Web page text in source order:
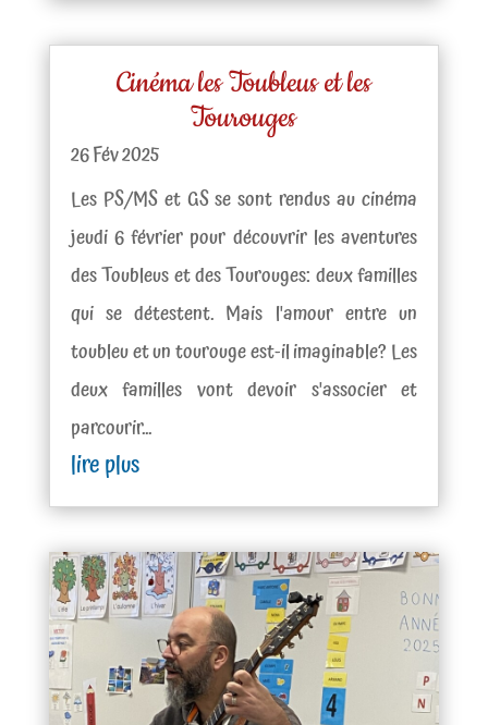
Cinéma les Toubleus et les
Tourouges
26 Fév 2025
Les PS/MS et GS se sont rendus au cinéma
jeudi 6 février pour découvrir les aventures
des Toubleus et des Tourouges: deux familles
qui se détestent. Mais l'amour entre un
toubleu et un tourouge est-il imaginable? Les
deux familles vont devoir s'associer et
parcourir...
lire plus